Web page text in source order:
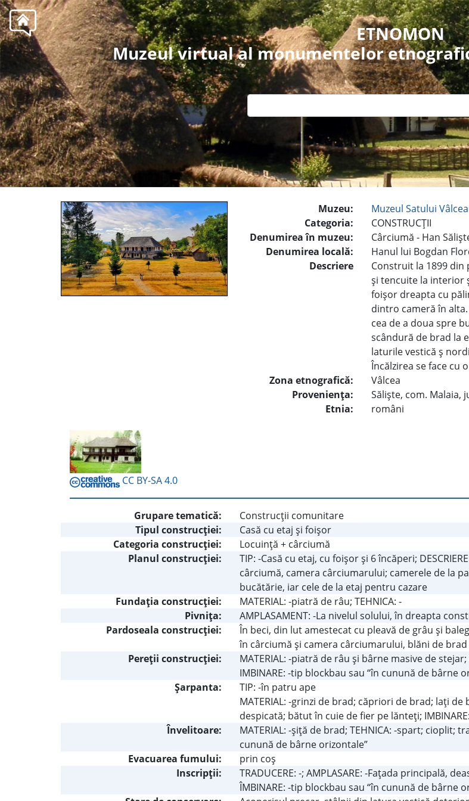
ETNOMON
Muzeul virtual al monumentelor
Muzeu:
Muzeul Satului
Categoria:
CONSTRUCŢII
Denumirea în muzeu:
Cârciumă - Han
Denumirea locală:
Hanul lui Bogdan
Descriere
Construit la 1899
şi tencuite la interior
foişor dreapta cu
dintro cameră în
cea de a doua spre
scândură de brad la
laturile vestică ş
Încălzirea se face cu
Zona etnografică:
Vâlcea
Provenienţa:
Sălişte, com. Malaia,
Etnia:
români
CC BY-SA 4.0
Grupare tematică:
Construcţii comunitare
Tipul construcţiei:
Casă cu etaj şi foişor
Categoria construcţiei:
Locuinţă + cârciumă
Planul construcţiei:
TIP: -Casă cu etaj, cu foişor şi 6 încăperi;
cârciumă, camera cârciumarului; camerele de la
bucătărie, iar cele de la etaj pentru cazare
Fundaţia construcţiei:
MATERIAL: -piatră de râu; TEHNICA: -
Pivniţa:
AMPLASAMENT: -La nivelul solului, în dreapta
Pardoseala construcţiei:
În beci, din lut amestecat cu pleavă de grâu şi
în cârciumă şi camera cârciumarului, blăni de brad
Pereţii construcţiei:
MATERIAL: -piatră de râu şi bârne masive de
IMBINARE: -tip blockbau sau “în cunună de bârne
Şarpanta:
TIP: -în patru ape
MATERIAL: -grinzi de brad; căpriori de brad; laţi
despicată; bătut în cuie de fier pe lănteţi;
Învelitoare:
MATERIAL: -şiţă de brad; TEHNICA: -spart; cioplit;
cunună de bârne orizontale”
Evacuarea fumului:
prin coş
Inscripţii:
TRADUCERE: -; AMPLASARE: -Faţada principală,
ÎMBINARE: -tip blockbau sau “în cunună de bârne